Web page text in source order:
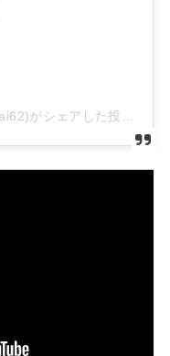
t.sakai (footbezzies)(@tadashisakai62)がシェアした投稿